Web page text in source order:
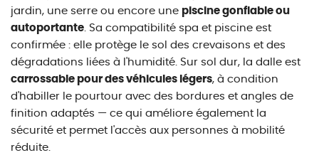
jardin, une serre ou encore une piscine gonflable ou
autoportante. Sa compatibilité spa et piscine est
confirmée : elle protège le sol des crevaisons et des
dégradations liées à l'humidité. Sur sol dur, la dalle est
carrossable pour des véhicules légers, à condition
d'habiller le pourtour avec des bordures et angles de
finition adaptés — ce qui améliore également la
sécurité et permet l'accès aux personnes à mobilité
réduite.